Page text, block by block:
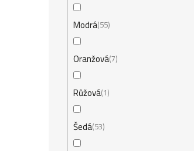
Modrá 55
Oranžová7
Růžová 1
Šedá 53